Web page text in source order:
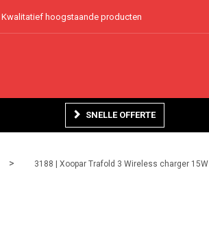
Kwalitatief hoogstaande producten
SNELLE OFFERTE
> 3188 | Xoopar Trafold 3 Wireless charger 15W